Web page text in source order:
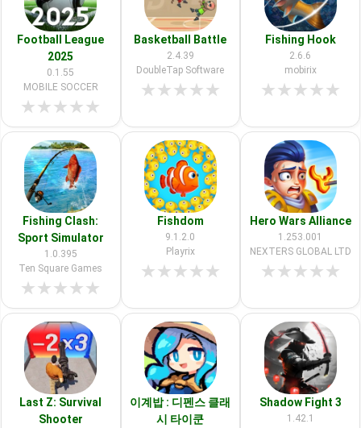
Football League
2025
0.1.55
MOBILE SOCCER
★★★★★
Basketball Battle
2.4.39
DoubleTap Software
★★★★★
Fishing Hook
2.6.6
mobirix
★★★★★
Fishing Clash:
Sport Simulator
1.0.395
Ten Square Games
★★★★★
Fishdom
9.1.2.0
Playrix
★★★★★
Hero Wars Alliance
1.253.001
NEXTERS GLOBAL LTD
★★★★★
Last Z: Survival
Shooter
이계밥 : 디펜스 클래
시 타이쿤
Shadow Fight 3
1.42.1